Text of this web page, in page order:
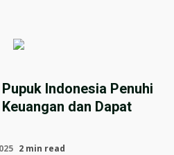
Indonesia Penuhi
dan Dapat
2 min read